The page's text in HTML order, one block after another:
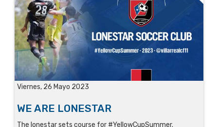
Viernes, 26 Mayo 2023
WE ARE LONESTAR
The lonestar sets course for #YellowCupSummer.